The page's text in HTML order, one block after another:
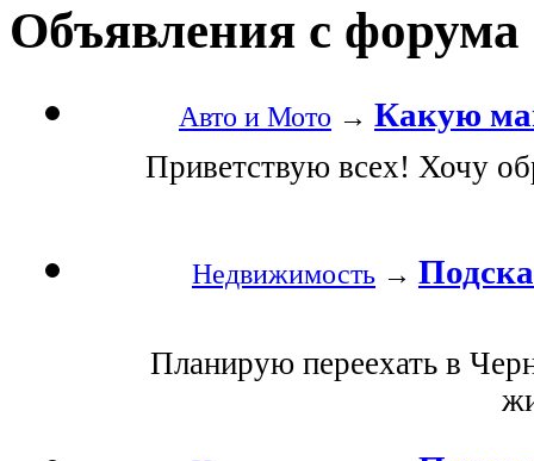
Объявления с форума
Авто и Мото → Какую
Приветствую всех! Хочу
Недвижимость →
Планирую переехать в